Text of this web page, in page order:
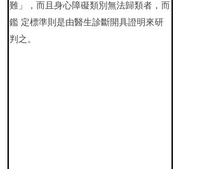
難」，而且身心障礙類別無法歸類者，而
鑑 定標準則是由醫生診斷開具證明來研
判之。